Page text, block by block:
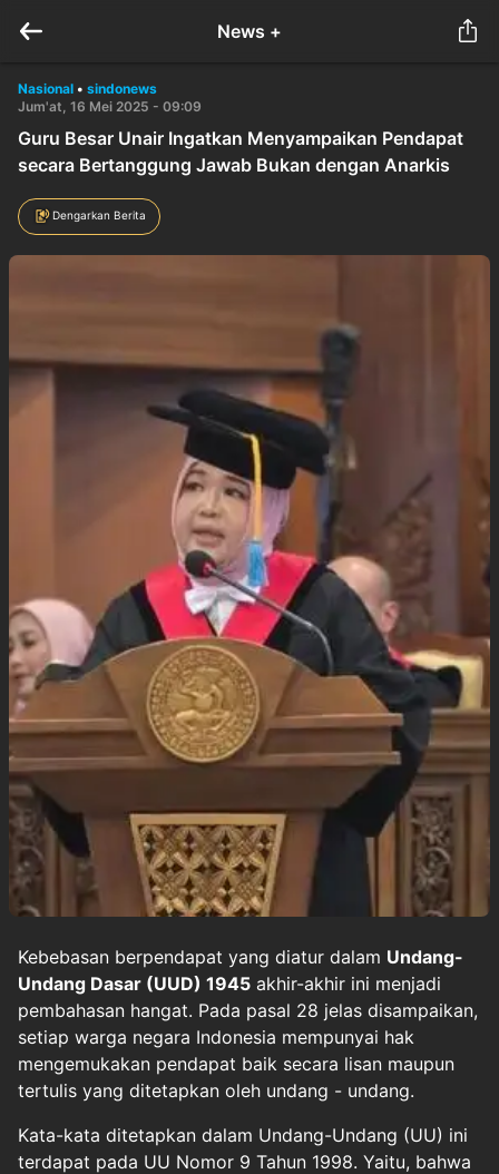
News +
Nasional • sindonews
Jum'at, 16 Mei 2025 - 09:09
Guru Besar Unair Ingatkan Menyampaikan Pendapat
secara Bertanggung Jawab Bukan dengan Anarkis
Dengarkan Berita
Kebebasan berpendapat yang diatur dalam Undang-
Undang Dasar (UUD) 1945 akhir-akhir ini menjadi
pembahasan hangat. Pada pasal 28 jelas disampaikan,
setiap warga negara Indonesia mempunyai hak
mengemukakan pendapat baik secara lisan maupun
tertulis yang ditetapkan oleh undang - undang.
Kata-kata ditetapkan dalam Undang-Undang (UU) ini
terdapat pada UU Nomor 9 Tahun 1998. Yaitu, bahwa